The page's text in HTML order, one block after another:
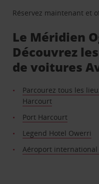
Réservez maintenant et
Le Méridien
Découvrez
de voitures
Parcourez tous les
Harcourt
Port Harcourt
Legend Hotel Owerri
Aéroport international